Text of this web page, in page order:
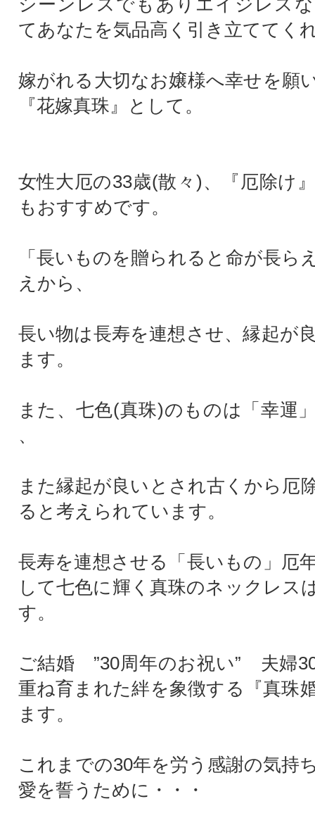
シーンレスでもありエイジレス
てあなたを気品高く引き立ててく
嫁がれる大切なお嬢様へ幸せを願
『花嫁真珠』として。
女性大厄の33歳(散々)、『厄除け
もおすすめです。
「長いものを贈られると命が長ら
えから、
長い物は長寿を連想させ、縁起が
ます。
また、七色(真珠)のものは「幸運
、
また縁起が良いとされ古くから厄
ると考えられています。
長寿を連想させる「長いもの」厄
して七色に輝く真珠のネックレス
す。
ご結婚 ”30周年のお祝い” 夫婦
重ね育まれた絆を象徴する『真珠
ます。
これまでの30年を労う感謝の気持
愛を誓うために・・・